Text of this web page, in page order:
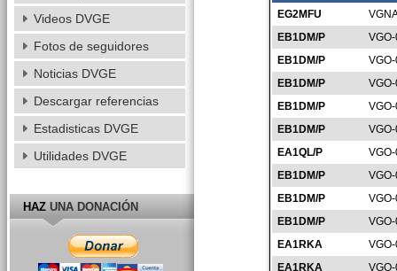
EG2MFU
EB1DM/P
EB1DM/P
EB1DM/P
EB1DM/P
EB1DM/P
EA1QL/P
EB1DM/P
EB1DM/P
EB1DM/P
EA1RKA
EA1RKA
Videos DVGE
Fotos de seguidores
Noticias DVGE
Descargar referencias
Estadisticas DVGE
Utilidades DVGE
HAZUNA DONACIÓN